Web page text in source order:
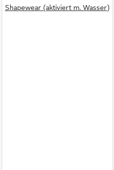
Shapewear (aktiviert m. Wasser)